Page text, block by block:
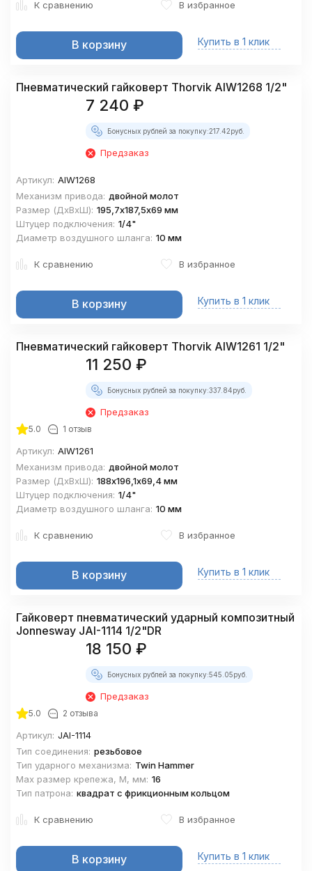
К сравнению В избранное
В корзину Купить в 1 клик
Пневматический гайковерт Thorvik AIW1268 1/2"
7 240 ₽
Бонусных рублей за покупку:217.42руб.
Предзаказ
Артикул: AIW1268
Механизм привода: двойной молот
Размер (ДхВхШ): 195,7х187,5х69 мм
Штуцер подключения: 1/4"
Диаметр воздушного шланга: 10 мм
К сравнению В избранное
В корзину Купить в 1 клик
Пневматический гайковерт Thorvik AIW1261 1/2"
11 250 ₽
Бонусных рублей за покупку:337.84руб.
Предзаказ
5.0 1 отзыв
Артикул: AIW1261
Механизм привода: двойной молот
Размер (ДхВхШ): 188х196,1х69,4 мм
Штуцер подключения: 1/4"
Диаметр воздушного шланга: 10 мм
К сравнению В избранное
В корзину Купить в 1 клик
Гайковерт пневматический ударный композитный
Jonnesway JAI-1114 1/2"DR
18 150 ₽
Бонусных рублей за покупку:545.05руб.
Предзаказ
5.0 2 отзыва
Артикул: JAI-1114
Тип соединения: резьбовое
Тип ударного механизма: Twin Hammer
Max размер крепежа, М, мм: 16
Тип патрона: квадрат с фрикционным кольцом
К сравнению В избранное
В корзину Купить в 1 клик